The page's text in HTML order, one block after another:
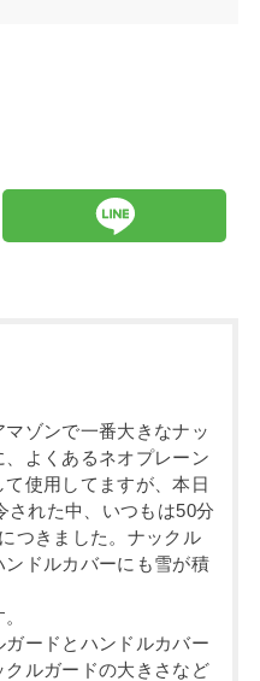
ゾンで一番大きなナッ
よくあるネオプレーン
使用してますが、本日
された中、いつもは50分
つきました。ナックル
ドルカバーにも雪が積
ードとハンドルカバー
ルガードの大きさなど